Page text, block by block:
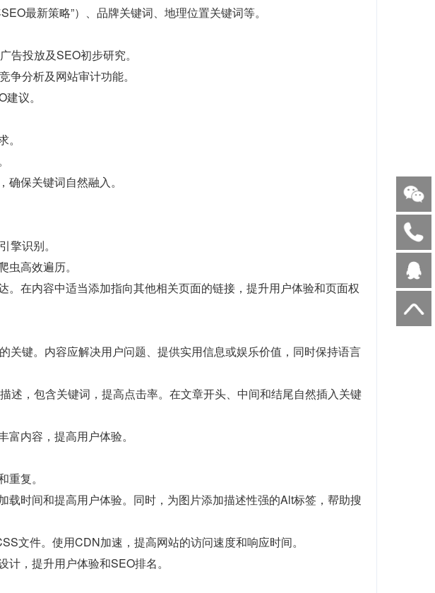
最新策略”）、品牌关键词、地理位置关键词等。
投放及SEO初步研究。
分析及网站审计功能。
议。
保关键词自然融入。
擎识别。
高效遍历。
在内容中适当添加指向其他相关页面的链接，提升用户体验和页面权
关键。内容应解决用户问题、提供实用信息或娱乐价值，同时保持语言
述，包含关键词，提高点击率。在文章开头、中间和结尾自然插入关键
内容，提高用户体验。
复。
时间和提高用户体验。同时，为图片添加描述性强的Alt标签，帮助搜
文件。使用CDN加速，提高网站的访问速度和响应时间。
，提升用户体验和SEO排名。